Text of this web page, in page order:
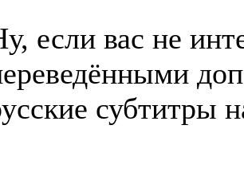
если вас не
субтитры